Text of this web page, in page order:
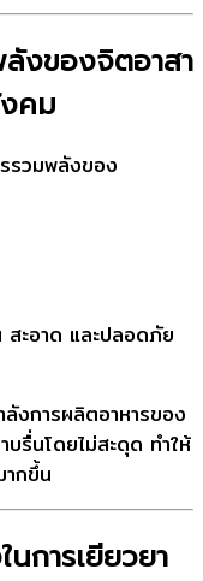
งของจิตอาสา
คม
รวมพลังของ
สะอาด และปลอดภัย
งการผลิตอาหารของ
บรื่นโดยไม่สะดุด ทำให้
ากขึ้น
การเยียวยา